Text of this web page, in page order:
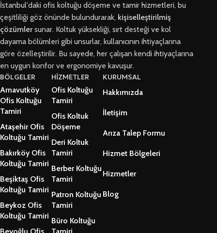
İstanbul'daki ofis koltuğu döşeme ve tamir hizmetleri, bu
çeşitliliği göz önünde bulundurarak, kişiselleştirilmiş
çözümlersunar. Koltuk yüksekliği, sırt desteği ve kol
dayama bölümleri gibi unsurlar, kullanıcının ihtiyaçlarına
göre özelleştirilir. Bu sayede, her çalışan kendi ihtiyaçlarına
en uygun konfor ve ergonomiye kavuşur.
BÖLGELER
Arnavutköy
Ofis Koltuğu
Tamiri
Ataşehir Ofis
Koltuğu Tamiri
Bakırköy Ofis
Koltuğu Tamiri
Beşiktaş Ofis
Koltuğu Tamiri
Beykoz Ofis
Koltuğu Tamiri
HİZMETLER
Ofis Koltuğu
Tamiri
Ofis Koltuk
Döşeme
Deri Koltuk
Tamiri
Berber Koltuğu
Tamiri
Patron Koltuğu
Tamiri
Büro Koltuğu
KURUMSAL
Hakkımızda
İletişim
Arıza Talep Formu
Hizmet Bölgeleri
Hizmetler
Blog